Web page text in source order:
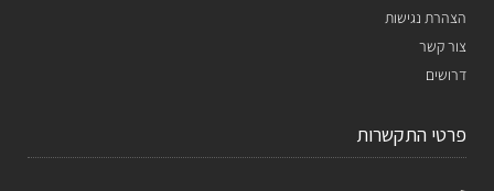
הצהרת נגישות
צור קשר
דרושים
פרטי התקשרות